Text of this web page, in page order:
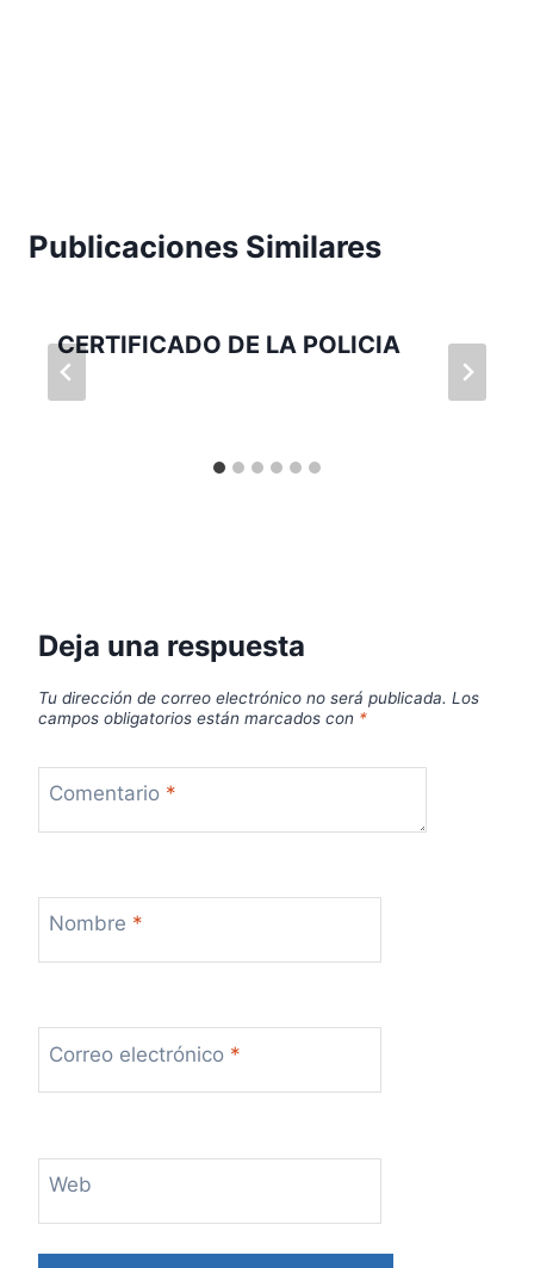
Publicaciones Similares
CERTIFICADO DE LA POLICIA
Deja una respuesta
Tu dirección de correo electrónico no será publicada. Los
campos obligatorios están marcados con *
Comentario *
Nombre *
Correo electrónico *
Web